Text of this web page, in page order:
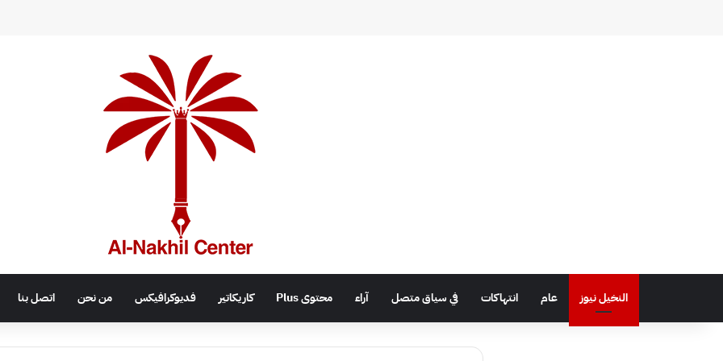
النخيل نيوز عام انتهاكات في سياق متصل آراء محتوى Plus كاريكاتير فديوكرافيكس من نحن اتصل بنا